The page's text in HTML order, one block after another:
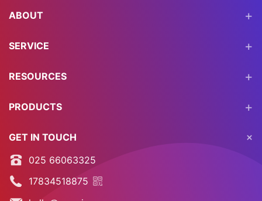
ABOUT
SERVICE
RESOURCES
PRODUCTS
GET IN TOUCH
025 66063325
17834518875